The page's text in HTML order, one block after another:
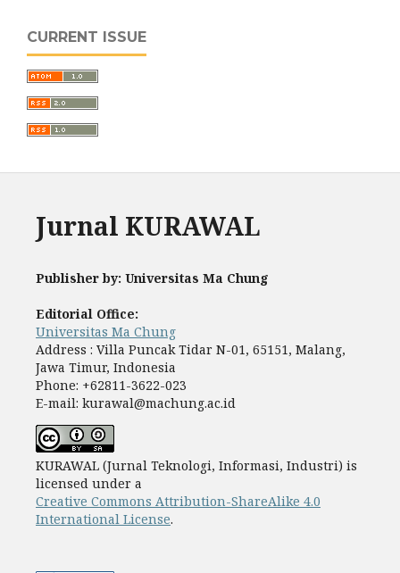
CURRENT ISSUE
Jurnal KURAWAL
Publisher by: Universitas Ma Chung
Editorial Office:
Universitas Ma Chung
Address : Villa Puncak Tidar N-01, 65151, Malang,
Jawa Timur, Indonesia
Phone: +62811-3622-023
E-mail: kurawal@machung.ac.id
KURAWAL (Jurnal Teknologi, Informasi, Industri) is
licensed under a
Creative Commons Attribution-ShareAlike 4.0
International License.